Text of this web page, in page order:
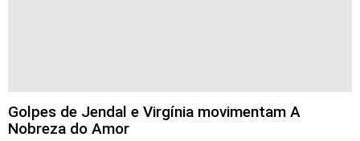
Golpes de Jendal e Virgínia movimentam A
Nobreza do Amor